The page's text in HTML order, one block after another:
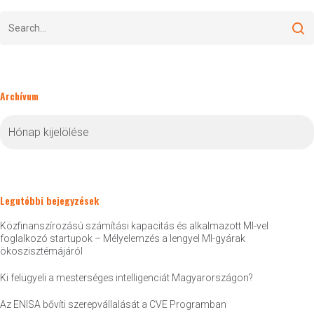
Archívum
Legutóbbi bejegyzések
Közfinanszírozású számítási kapacitás és alkalmazott MI-vel
foglalkozó startupok – Mélyelemzés a lengyel MI-gyárak
ökoszisztémájáról
Ki felügyeli a mesterséges intelligenciát Magyarországon?
Az ENISA bővíti szerepvállalását a CVE Programban